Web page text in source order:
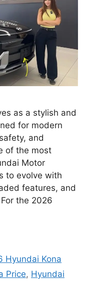
as a stylish and
for modern
and
of the most
Motor
to evolve with
features, and
the 2026
Hyundai Kona
Price, Hyundai